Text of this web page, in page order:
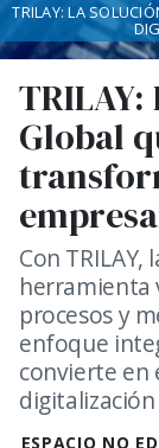
ESPACIO NO
TRILAY:
Global
Con
herramienta
procesos y
enfoque
convierte en
TRILAY: LA